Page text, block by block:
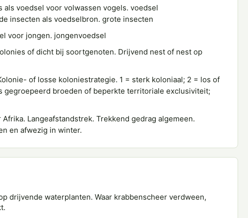
als voedsel voor volwassen vogels. voedsel
insecten als voedselbron. grote insecten
voor jongen. jongenvoedsel
of dicht bij soortgenoten. Drijvend nest of nest op
of losse koloniestrategie. 1 = sterk koloniaal; 2 = los of
gegroepeerd broeden of beperkte territoriale exclusiviteit;
Langeafstandstrek. Trekkend gedrag algemeen.
en afwezig in winter.
drijvende waterplanten. Waar krabbenscheer verdween,